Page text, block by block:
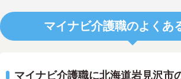
マイナビ介護職のよくあ
マイナビ介護職に北海道岩見沢市